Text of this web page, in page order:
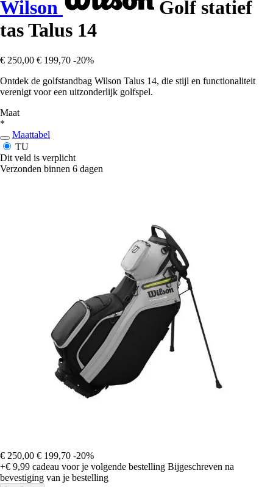
Wilson
Golf statief
tas Talus 14
€ 250,00 € 199,70 -20%
Ontdek de golfstandbag Wilson Talus 14, die stijl en functionaliteit
verenigt voor een uitzonderlijk golfspel.
Maat
*
Maattabel
TU
Dit veld is verplicht
Verzonden binnen 6 dagen
€ 250,00 € 199,70 -20%
+€ 9,99 cadeau voor je volgende bestelling Bijgeschreven na
bevestiging van je bestelling